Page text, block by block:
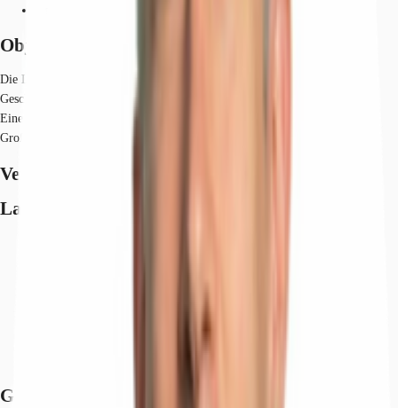
Objekt
Die Liegenschaft wurde 2002 erbaut. Das Gebäude verfügt über fünf
Geschosse zuzüglich einem Galeriegeschoss.
Eine flexible Raumaufteilung nach Mieterwunsch in Einzel-, Kombi- und
Großraumbüros ist möglich.
Verfügbare Fläche
Lage und Verkehrsanbindung
Bundesstraße, B 46, Fahrzeit: 5 min
Grundrisse